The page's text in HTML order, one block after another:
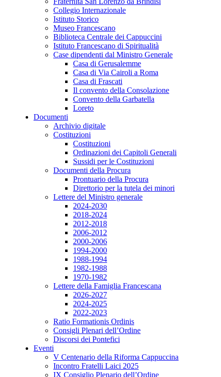
Collegio Internazionale
Istituto Storico
Museo Francescano
Biblioteca Centrale dei Cappuccini
Istituto Francescano di Spiritualità
Case dipendenti dal Ministro Generale
Casa di Gerusalemme
Casa di Via Cairoli a Roma
Casa di Frascati
Il convento della Consolazione
Convento della Garbatella
Loreto
Documenti
Archivio digitale
Costituzioni
Costituzioni
Ordinazioni dei Capitoli Generali
Sussidi per le Costituzioni
Documenti della Procura
Prontuario della Procura
Direttorio per la tutela dei minori
Lettere del Ministro generale
2024-2030
2018-2024
2012-2018
2006-2012
2000-2006
1994-2000
1988-1994
1982-1988
1970-1982
Lettere della Famiglia Francescana
2026-2027
2024-2025
2022-2023
Ratio Formationis Ordinis
Consigli Plenari dell’Ordine
Discorsi dei Pontefici
Eventi
V Centenario della Riforma Cappuccina
Incontro Fratelli Laici 2025
IX Consiglio Plenario dell’Ordine